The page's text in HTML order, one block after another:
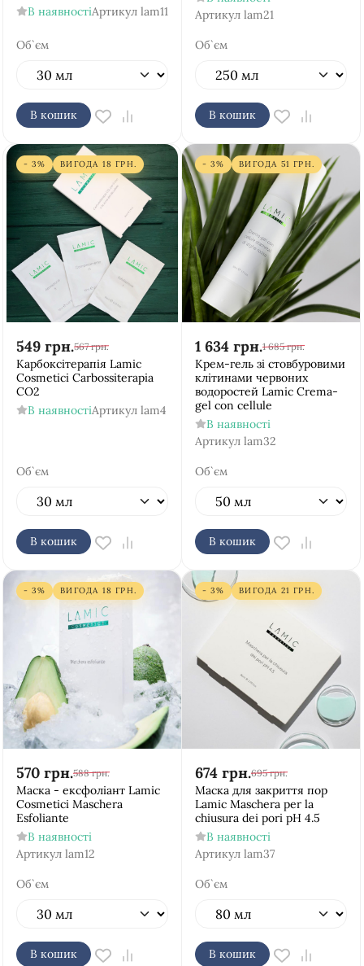
В наявностіАртикул lam11
Об`єм
В кошик
Артикул lam21
Об`єм
В кошик
- 3% ВИГОДА 18 ГРН.
549 грн.567 грн.
Карбоксітерапія Lamic
Cosmetici Carbossiterapia
CO2
В наявностіАртикул lam4
Об`єм
В кошик
- 3% ВИГОДА 51 ГРН.
1 634 грн.1 685 грн.
Крем-гель зі стовбуровими
клітинами червоних
водоростей Lamic Crema-
gel con cellule
В наявності
Артикул lam32
Об`єм
В кошик
- 3% ВИГОДА 18 ГРН.
570 грн.588 грн.
Маска - ексфоліант Lamic
Cosmetici Maschera
Esfoliante
В наявності
Артикул lam12
Об`єм
В кошик
- 3% ВИГОДА 21 ГРН.
674 грн.695 грн.
Маска для закриття пор
Lamic Maschera per la
chiusura dei pori pH 4.5
В наявності
Артикул lam37
Об`єм
В кошик